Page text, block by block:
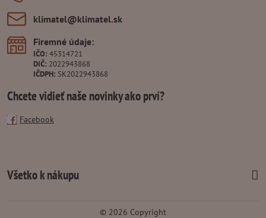
klimatel​@klimatel​.sk
Firemné údaje:
IČO: 45314721
DIČ: 2022943868
IČDPH: SK2022943868
Chcete vidieť naše novinky ako prví?
Facebook
Všetko k nákupu
© 2026 Copyright